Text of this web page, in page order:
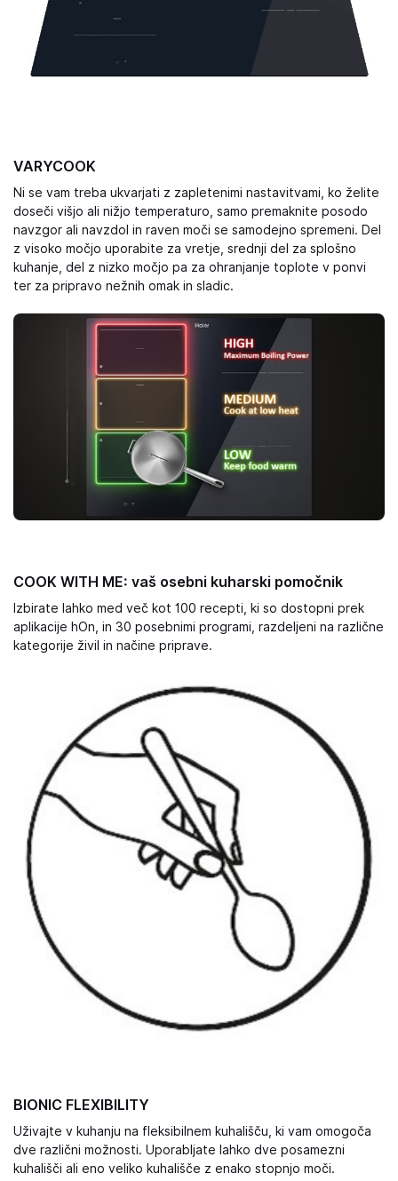
VARYCOOK
Ni se vam treba ukvarjati z zapletenimi nastavitvami, ko želite
doseči višjo ali nižjo temperaturo, samo premaknite posodo
navzgor ali navzdol in raven moči se samodejno spremeni. Del
z visoko močjo uporabite za vretje, srednji del za splošno
kuhanje, del z nizko močjo pa za ohranjanje toplote v ponvi
ter za pripravo nežnih omak in sladic.
COOK WITH ME: vaš osebni kuharski pomočnik
Izbirate lahko med več kot 100 recepti, ki so dostopni prek
aplikacije hOn, in 30 posebnimi programi, razdeljeni na različne
kategorije živil in načine priprave.
BIONIC FLEXIBILITY
Uživajte v kuhanju na fleksibilnem kuhališču, ki vam omogoča
dve različni možnosti. Uporabljate lahko dve posamezni
kuhališči ali eno veliko kuhališče z enako stopnjo moči.